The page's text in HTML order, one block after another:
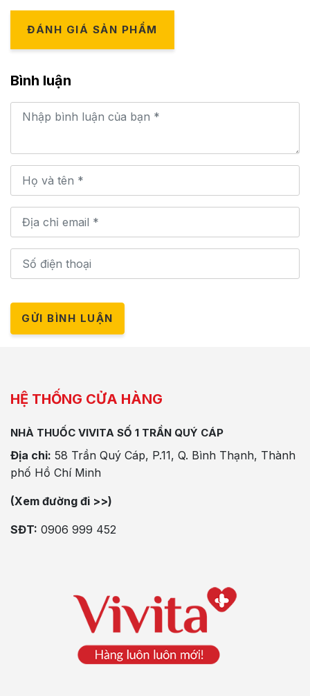
ĐÁNH GIÁ SẢN PHẨM
Bình luận
GỬI BÌNH LUẬN
HỆ THỐNG CỬA HÀNG
NHÀ THUỐC VIVITA SỐ 1 TRẦN QUÝ CÁP
Địa chỉ: 58 Trần Quý Cáp, P.11, Q. Bình Thạnh, Thành
phố Hồ Chí Minh
(Xem đường đi >>)
SĐT: 0906 999 452